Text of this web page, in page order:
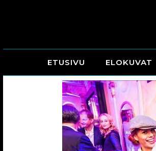
ETUSIVU ELOKUVAT